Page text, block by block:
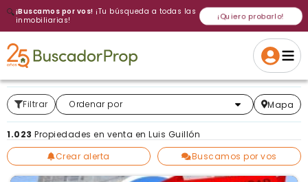
🔍¡Buscamos por vos! ¡Tu búsqueda a todas las
inmobiliarias!
¡Quiero probarlo!
Cancelar Si, eliminar
Gracias
Volver a intentar
Volver a intentarlo
Crear alerta
¡Si, enviar a todos!
Filtrar Ordenar por
Más relevantes Mapa
1.023 Propiedades en venta en Luis Guillón
Crear alerta
Buscamos por vos